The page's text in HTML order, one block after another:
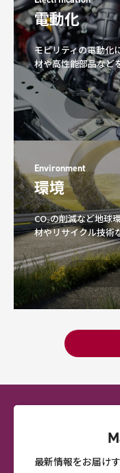
電動化
モビリティの電動化
材や高性能部品など
Environment
環境
CO₂の削減など地球
材やリサイクル技術
最新情報をお届け